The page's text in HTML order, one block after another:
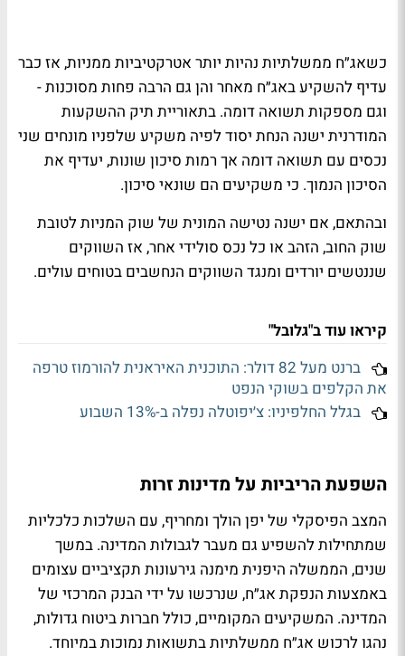
כשאג״ח ממשלתיות נהיות יותר אטרקטיביות ממניות, אז כבר
עדיף להשקיע באג״ח מאחר והן גם הרבה פחות מסוכנות -
וגם מספקות תשואה דומה. בתאוריית תיק ההשקעות
המודרנית ישנה הנחת יסוד לפיה משקיע שלפניו מונחים שני
נכסים עם תשואה דומה אך רמות סיכון שונות, יעדיף את
הסיכון הנמוך. כי משקיעים הם שונאי סיכון.
ובהתאם, אם ישנה נטישה המונית של שוק המניות לטובת
שוק החוב, הזהב או כל נכס סולידי אחר, אז השווקים
שננטשים יורדים ומנגד השווקים הנחשבים בטוחים עולים.
קיראו עוד ב"גלובל"
ברנט מעל 82 דולר: התוכנית האיראנית להורמוז טרפה
את הקלפים בשוקי הנפט
בגלל החלפיניו: צ׳יפוטלה נפלה ב-13% השבוע
השפעת הריביות על מדינות זרות
המצב הפיסקלי של יפן הולך ומחריף, עם השלכות כלכליות
שמתחילות להשפיע גם מעבר לגבולות המדינה. במשך
שנים, הממשלה היפנית מימנה גירעונות תקציביים עצומים
באמצעות הנפקת אג״ח, שנרכשו על ידי הבנק המרכזי של
המדינה. המשקיעים המקומיים, כולל חברות ביטוח גדולות,
נהגו לרכוש אג״ח ממשלתיות בתשואות נמוכות במיוחד.